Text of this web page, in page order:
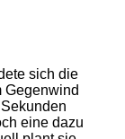
sich die
Gegenwind
eine dazu